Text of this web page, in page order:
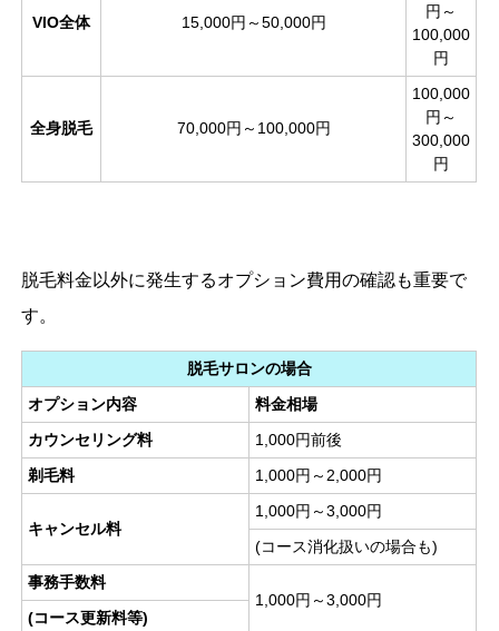
VIO全体 15,000円～50,000円
円～
100,000
円
全身脱毛 70,000円～100,000円
100,000
円～
300,000
円
脱毛料金以外に発生するオプション費用の確認も重要で
す。
脱毛サロンの場合
オプション内容
料金相場
カウンセリング料
1,000円前後
剃毛料
1,000円～2,000円
キャンセル料
1,000円～3,000円
(コース消化扱いの場合も)
事務手数料
1,000円～3,000円
(コース更新料等)